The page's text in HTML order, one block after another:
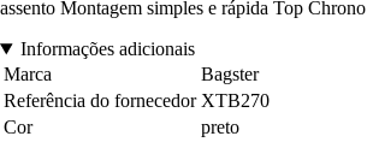
assento Montagem simples e rápida Top Chrono
Informações adicionais
Marca
Bagster
Referência do fornecedor XTB270
Cor
preto